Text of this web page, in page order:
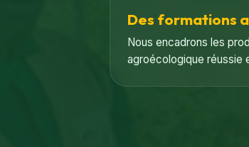
Des formations
Nous encadrons les
agroécologique réussie